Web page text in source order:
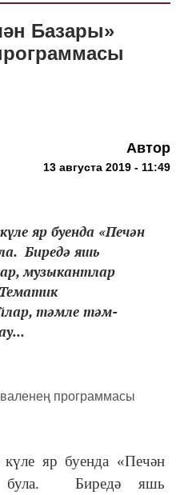
Базары»
Автор
13 августа 2019 - 11:49
яр буенда «Печән
Биредә яшь
музыкантлар
тәмле тәм-
күле яр буенда «Печән
була. Биредә яшь